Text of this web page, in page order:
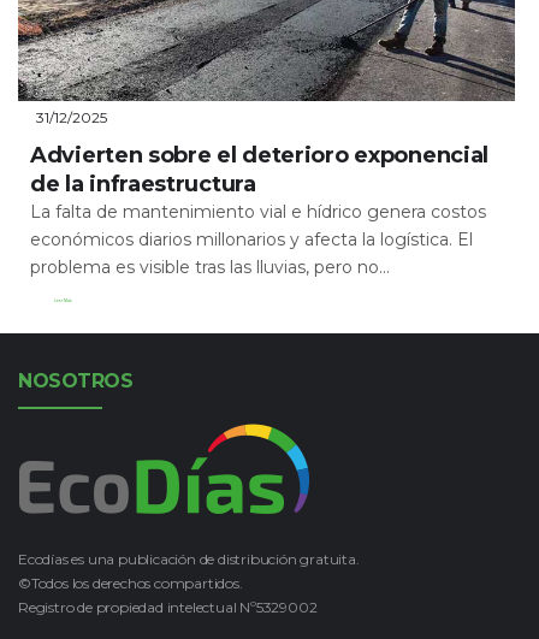
31/12/2025
Advierten sobre el deterioro exponencial
de la infraestructura
La falta de mantenimiento vial e hídrico genera costos
económicos diarios millonarios y afecta la logística. El
problema es visible tras las lluvias, pero no...
Leer Más
NOSOTROS
Ecodías es una publicación de distribución gratuita.
©Todos los derechos compartidos.
Registro de propiedad intelectual Nº5329002